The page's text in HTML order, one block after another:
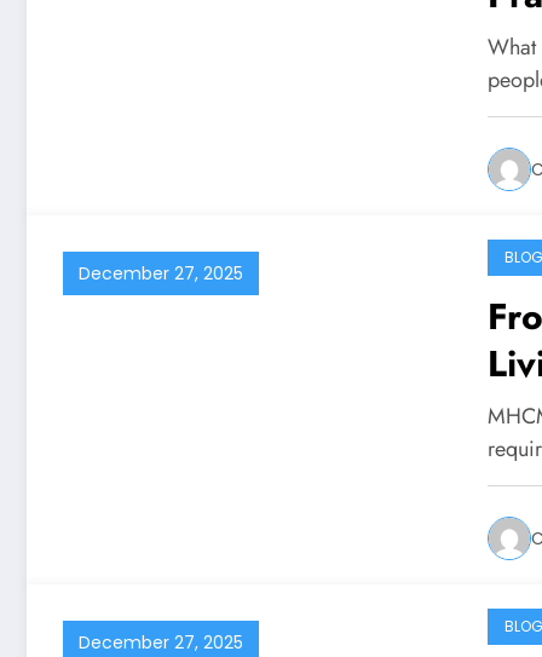
What
December 27, 2025
BLOG
December 27, 2025
BLOG